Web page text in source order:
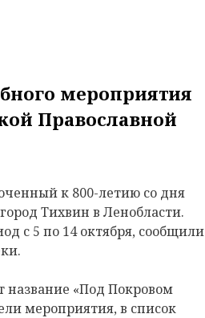
мероприятия
Православной
к 800-летию со дня
Тихвин в Ленобласти.
с 5 по 14 октября, сообщили
«Под Покровом
мероприятия, в список